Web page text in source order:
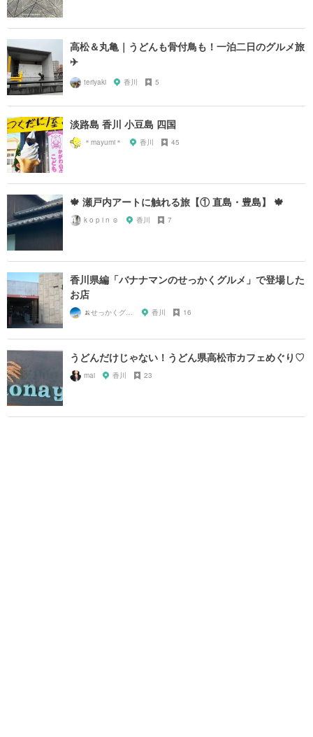
高松＆丸亀｜うどんも骨付鳥も！一泊二日のグルメ旅
✈️
teriyaki 香川 5
淡路島 香川 小豆島 四国
＊mayumi＊ 香川 45
🍁 瀬戸内アートに触れる旅【① 直島・豊島】 🍁
k o p i n ☺︎ 香川 7
香川県編「バナナマンのせっかくグルメ」で登場した
お店
🍌せっかくグルメまにあ🍌 香川 16
うどんだけじゃない！うどん県高松市カフェめぐり♡
mai 香川 23